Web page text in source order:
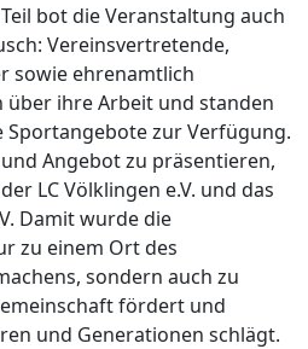
bot die Veranstaltung auch
Vereinsvertretende,
sowie ehrenamtlich
ihre Arbeit und standen
zur Verfügung.
Angebot zu präsentieren,
LC Völklingen e.V. und das
Damit wurde die
zu einem Ort des
sondern auch zu
fördert und
und Generationen schlägt.